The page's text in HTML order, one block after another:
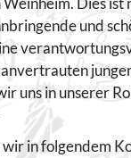
und
uns in unserer
in folgendem